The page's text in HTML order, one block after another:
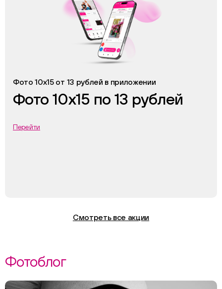
Фото 10х15 от 13 рублей в приложении
Фото 10х15 по 13 рублей
Перейти
Смотреть все акции
Фотоблог